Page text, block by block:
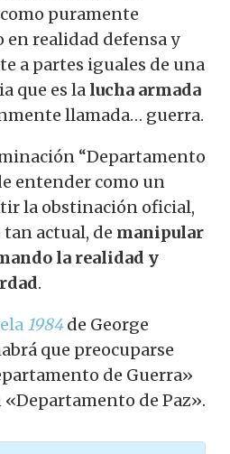
puramente
en realidad defensa y
a partes iguales de una
que es la lucha armada
llamada… guerra.
“Departamento
entender como un
la obstinación oficial,
actual, de manipular
la realidad y
.
1984 de George
que preocuparse
de Guerra»
«Departamento de Paz».